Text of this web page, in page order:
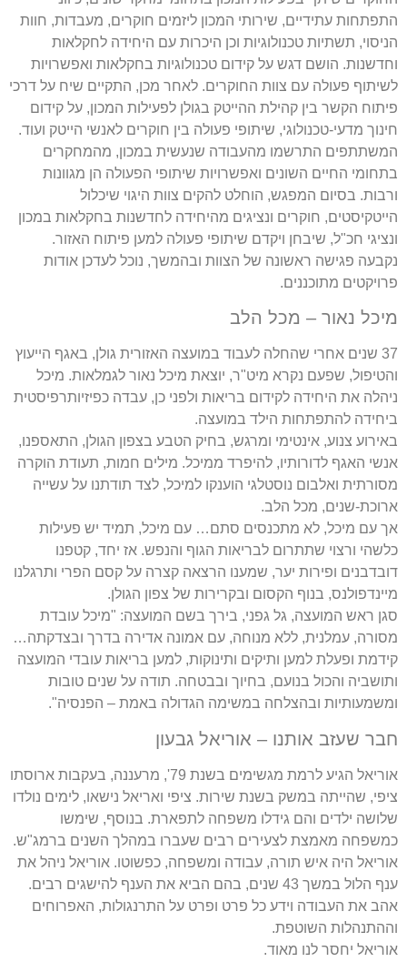
התפתחות עתידיים, שירותי המכון ליזמים חוקרים, מעבדות, חוות
הניסוי, תשתיות טכנולוגיות וכן היכרות עם היחידה לחקלאות
וחדשנות. הושם דגש על קידום טכנולוגיות בחקלאות ואפשרויות
לשיתוף פעולה עם צוות החוקרים. לאחר מכן, התקיים שיח על דרכי
פיתוח הקשר בין קהילת ההייטק בגולן לפעילות המכון, על קידום
חינוך מדעי-טכנולוגי, שיתופי פעולה בין חוקרים לאנשי הייטק ועוד.
המשתתפים התרשמו מהעבודה שנעשית במכון, מהמחקרים
בתחומי החיים השונים ואפשרויות שיתופי הפעולה הן מגוונות
ורבות. בסיום המפגש, הוחלט להקים צוות היגוי שיכלול
הייטקיסטים, חוקרים ונציגים מהיחידה לחדשנות בחקלאות במכון
ונציגי חכ"ל, שיבחן ויקדם שיתופי פעולה למען פיתוח האזור.
נקבעה פגישה ראשונה של הצוות ובהמשך, נוכל לעדכן אודות
פרויקטים מתוכננים.
מיכל נאור – מכל הלב
37 שנים אחרי שהחלה לעבוד במועצה האזורית גולן, באגף הייעוץ
והטיפול, שפעם נקרא מיט"ר, יוצאת מיכל נאור לגמלאות. מיכל
ניהלה את היחידה לקידום בריאות ולפני כן, עבדה כפיזיותרפיסטית
ביחידה להתפתחות הילד במועצה.
באירוע צנוע, אינטימי ומרגש, בחיק הטבע בצפון הגולן, התאספנו,
אנשי האגף לדורותיו, להיפרד ממיכל. מילים חמות, תעודת הוקרה
מסורתית ואלבום נוסטלגי הוענקו למיכל, לצד תודתנו על עשייה
ארוכת-שנים, מכל הלב.
אך עם מיכל, לא מתכנסים סתם… עם מיכל, תמיד יש פעילות
כלשהי ורצוי שתתרום לבריאות הגוף והנפש. אז יחד, קטפנו
דובדבנים ופירות יער, שמענו הרצאה קצרה על קסם הפרי ותרגלנו
מיינדפולנס, בנוף הקסום ובקרירות של צפון הגולן.
סגן ראש המועצה, גל גפני, בירך בשם המועצה: "מיכל עובדת
מסורה, עמלנית, ללא מנוחה, עם אמונה אדירה בדרך ובצדקתה…
קידמת ופעלת למען ותיקים ותינוקות, למען בריאות עובדי המועצה
ותושביה והכול בנועם, בחיוך ובבטחה. תודה על שנים טובות
ומשמעותיות ובהצלחה במשימה הגדולה באמת – הפנסיה".
חבר שעזב אותנו – אוריאל גבעון
אוריאל הגיע לרמת מגשימים בשנת 79', מרעננה, בעקבות ארוסתו
ציפי, שהייתה במשק בשנת שירות. ציפי ואריאל נישאו, לימים נולדו
שלושה ילדים והם גידלו משפחה לתפארת. בנוסף, שימשו
כמשפחה מאמצת לצעירים רבים שעברו במהלך השנים ברמג"ש.
אוריאל היה איש תורה, עבודה ומשפחה, כפשוטו. אוריאל ניהל את
ענף הלול במשך 43 שנים, בהם הביא את הענף להישגים רבים.
אהב את העבודה וידע כל פרט ופרט על התרנגולות, האפרוחים
וההתנהלות השוטפת.
אוריאל יחסר לנו מאוד.